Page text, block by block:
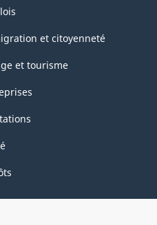
et citoyenneté
et tourisme